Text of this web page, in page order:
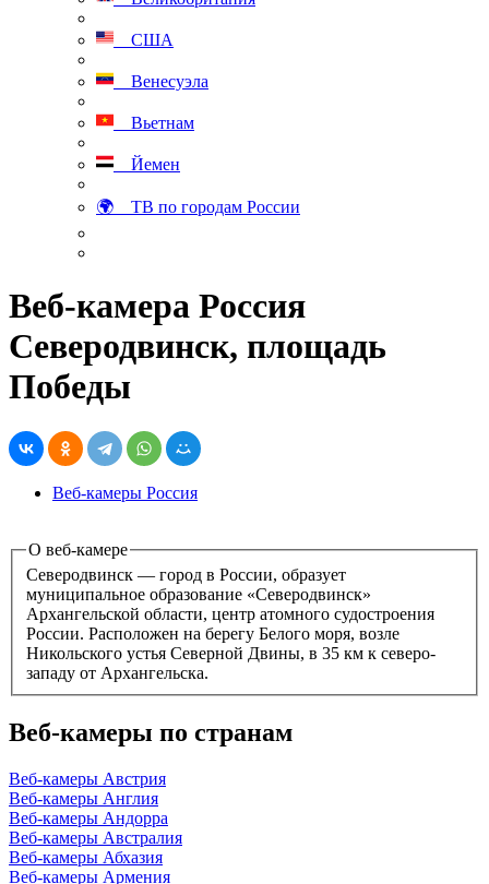
США
Венесуэла
Вьетнам
Йемен
🌍 ТВ по городам России
Веб-камера Россия
Северодвинск, площадь
Победы
Веб-камеры Россия
О веб-камере
Северодвинск — город в России, образует
муниципальное образование «Северодвинск»
Архангельской области, центр атомного судостроения
России. Расположен на берегу Белого моря, возле
Никольского устья Северной Двины, в 35 км к северо-
западу от Архангельска.
Веб-камеры по странам
Веб-камеры Австрия
Веб-камеры Англия
Веб-камеры Андорра
Веб-камеры Австралия
Веб-камеры Абхазия
Веб-камеры Армения